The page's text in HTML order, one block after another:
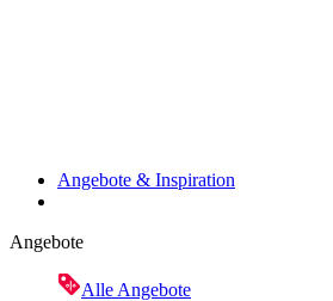
Angebote & Inspiration
Angebote
Alle Angebote